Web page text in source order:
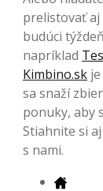
prelistovať
budúci
napríklad
Kimbino.sk
sa snaží
ponuky, aby
Stiahnite si
s nami.